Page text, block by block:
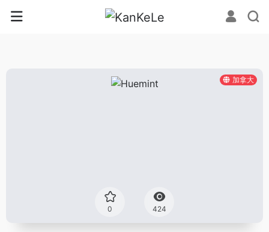
加拿大
0 424